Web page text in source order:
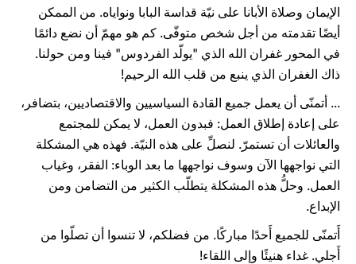
الإيمان وصلاة الأبانا على نيّة قداسة البابا ونواياه. من الممكن
أيضًا تقدمته من أجل شخص متوفّى. كم هو مهمّ أن نضع دائمًا
في المحور غفران الله الذي "يولّد الفردوس" فينا ومن حولنا.
ذاك الغفران الذي ينبع من قلب الله الرحيم!
... أتمنّى أن يعمل جميع القادة السياسيين والاقتصاديين، بتضافر،
على إعادة إطلاق العمل: فبدون العمل، لا يمكن للمجتمع
والعائلات أن تستمرّ. لنصلِّ على هذه النيّة. فهذه هي المشكلة
التي نواجهها الآن وسوف نواجهها ما بعد الوباء: الفقر، وغياب
العمل. وحلُّ هذه المشكلة يتطلّب الكثير من التضامن ومن
الإبداع.
أَتمنّى للجميع أَحدًا مباركًا. من فضلكم، لا تنسوا أن تصلّوا من
أَجلي. غداء هنيئًا وإلى اللقاء!